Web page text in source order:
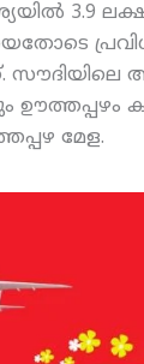
3.9
സൗദിയിലെ
മേള.